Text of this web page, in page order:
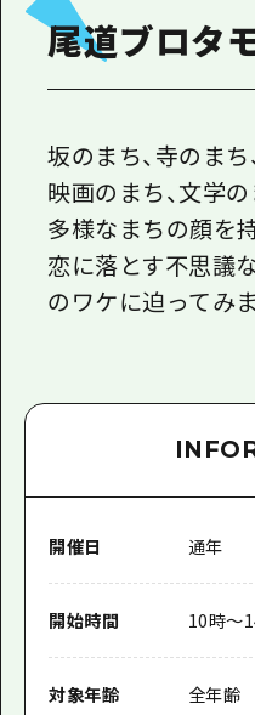
関連リン
尾道ブロタ
坂のまち、寺のまち
映画のまち、文学の
多様なまちの顔を
恋に落とす不思議
のワケに迫ってみ
開催日 通年
開始時間 10時〜
対象年齢 全年齢